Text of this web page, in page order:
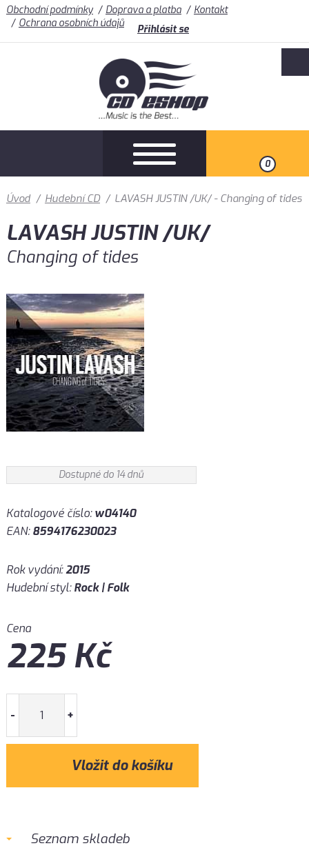
Obchodní podmínky Doprava a platba
Kontakt
Ochrana osobních údajů
Přihlásit se
0
Úvod / Hudební CD / LAVASH JUSTIN /UK/ - Changing of tides
LAVASH JUSTIN /UK/
Changing of tides
Dostupné do 14 dnů
Katalogové číslo:w04140
EAN:8594176230023
Rok vydání:2015
Hudební styl:Rock | Folk
Cena
225Kč
- +
Seznam skladeb